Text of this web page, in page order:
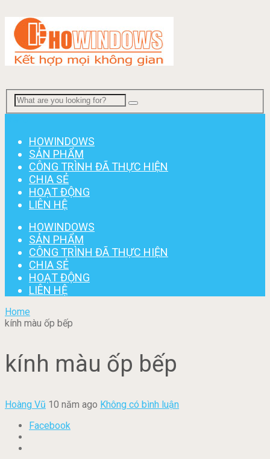
HOWINDOWS
SẢN PHẨM
CÔNG TRÌNH ĐÃ THỰC HIỆN
CHIA SẺ
HOẠT ĐỘNG
LIÊN HỆ
HOWINDOWS
SẢN PHẨM
CÔNG TRÌNH ĐÃ THỰC HIỆN
CHIA SẺ
HOẠT ĐỘNG
LIÊN HỆ
Home
kính màu ốp bếp
kính màu ốp bếp
Hoàng Vũ 10 năm ago Không có bình luận
Facebook